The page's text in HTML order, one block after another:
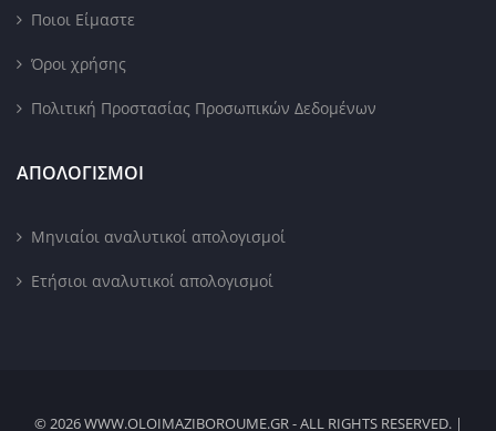
Ποιοι Είμαστε
Όροι χρήσης
Πολιτική Προστασίας Προσωπικών Δεδομένων
ΑΠΟΛΟΓΙΣΜΟΙ
Μηνιαίοι αναλυτικοί απολογισμοί
Ετήσιοι αναλυτικοί απολογισμοί
© 2026 WWW.OLOIMAZIBOROUME.GR - ALL RIGHTS RESERVED. |